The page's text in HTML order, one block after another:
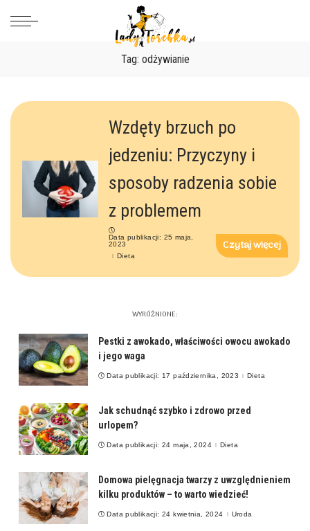
Tag: odżywianie
Wzdęty brzuch po
jedzeniu: Przyczyny i
sposoby radzenia sobie
z problemem
Data publikacji: 25 maja,
2023
Dieta
Czytaj więcej
WYRÓŻNIONE:
Pestki z awokado, właściwości owocu awokado
i jego waga
Data publikacji: 17 października, 2023 Dieta
Jak schudnąć szybko i zdrowo przed
urlopem?
Data publikacji: 24 maja, 2024 Dieta
Domowa pielęgnacja twarzy z uwzględnieniem
kilku produktów – to warto wiedzieć!
Data publikacji: 24 kwietnia, 2024 Uroda